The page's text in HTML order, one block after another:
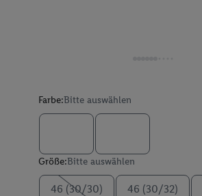
Farbe:Bitte auswählen
Größe:Bitte auswählen
46 (30/30) 46 (30/32)